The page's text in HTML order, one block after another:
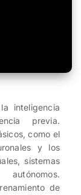
inteligencia
previa.
como el
y los
sistemas
de